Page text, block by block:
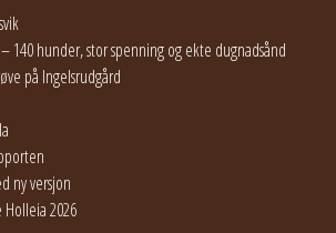
140 hunder, stor spenning og ekte dugnadsånd
på Ingelsrudgård
ny versjon
2026